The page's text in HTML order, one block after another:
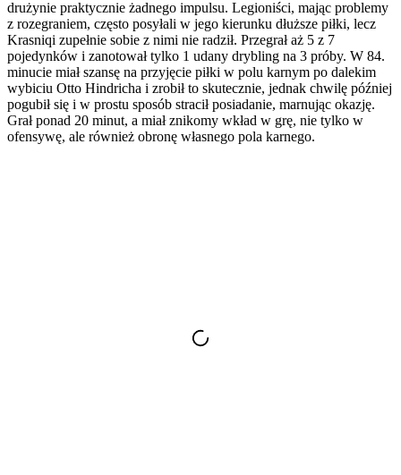
drużynie praktycznie żadnego impulsu. Legioniści, mając problemy
z rozegraniem, często posyłali w jego kierunku dłuższe piłki, lecz
Krasniqi zupełnie sobie z nimi nie radził. Przegrał aż 5 z 7
pojedynków i zanotował tylko 1 udany drybling na 3 próby. W 84.
minucie miał szansę na przyjęcie piłki w polu karnym po dalekim
wybiciu Otto Hindricha i zrobił to skutecznie, jednak chwilę później
pogubił się i w prostu sposób stracił posiadanie, marnując okazję.
Grał ponad 20 minut, a miał znikomy wkład w grę, nie tylko w
ofensywę, ale również obronę własnego pola karnego.